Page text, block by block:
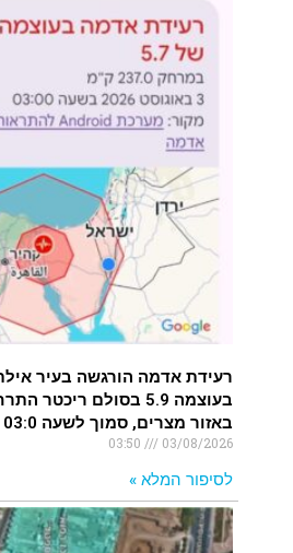
רעידת אדמה הורגשה בעיר
בעוצמה 5.9 בסולם
באזור מצרים, סמוך לשעה 03:0
03/08/2026
לסיפור המלא »